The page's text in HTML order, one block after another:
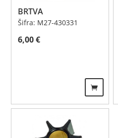
BRTVA
Šifra: M27-430331
6,00€